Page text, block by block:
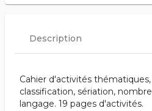
Description
Cahier d'activités
classification, sériation,
langage. 19 pages d'activités.